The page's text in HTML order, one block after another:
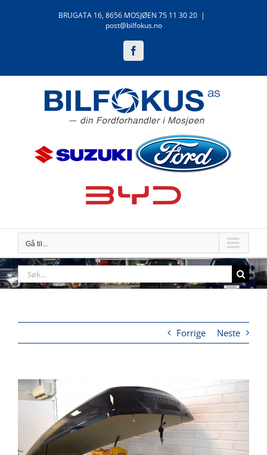
BRUGATA 16, 8656 MOSJØEN 75 11 30 20 |
post@bilfokus.no
Facebook
Gå til...
Søk
etter:
Forrige Neste
View
Larger